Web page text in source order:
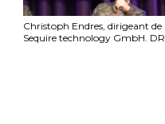
Christoph Endres, dirigeant de
Sequire technology GmbH. DR